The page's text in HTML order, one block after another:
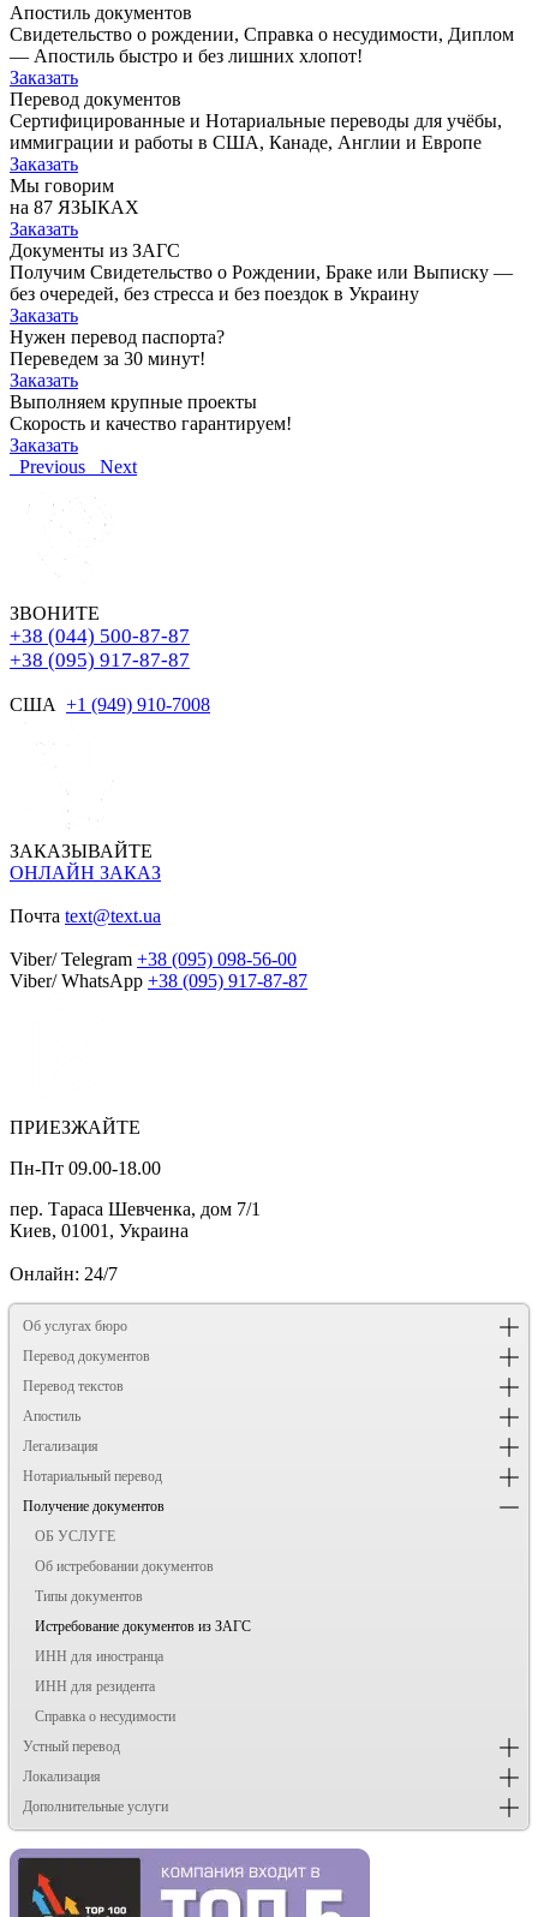
Апостиль документов
Свидетельство о рождении, Справка о несудимости, Диплом
— Апостиль быстро и без лишних хлопот!
Заказать
Перевод документов
Сертифицированные и Нотариальные переводы для учёбы,
иммиграции и работы в США, Канаде, Англии и Европе
Заказать
Мы говорим
на 87 ЯЗЫКАХ
Заказать
Документы из ЗАГС
Получим Свидетельство о Рождении, Браке или Выписку —
без очередей, без стресса и без поездок в Украину
Заказать
Нужен перевод паспорта?
Переведем за 30 минут!
Заказать
Выполняем крупные проекты
Скорость и качество гарантируем!
Заказать
Previous
Next
ЗВОНИТЕ
+38 (044) 500-87-87
+38 (095) 917-87-87
США +1 (949) 910-7008
ЗАКАЗЫВАЙТЕ
ОНЛАЙН ЗАКАЗ
Почта text@text.ua
Viber/ Telegram +38 (095) 098-56-00
Viber/ WhatsApp +38 (095) 917-87-87
ПРИЕЗЖАЙТЕ
Пн-Пт 09.00-18.00
пер. Тараса Шевченка, дом 7/1
Киев, 01001, Украина
Онлайн: 24/7
Об услугах бюро
Перевод документов
Перевод текстов
Апостиль
Легализация
Нотариальный перевод
Получение документов
ОБ УСЛУГЕ
Об истребовании документов
Типы документов
Истребование документов из ЗАГС
ИНН для иностранца
ИНН для резидента
Справка о несудимости
Устный перевод
Локализация
Дополнительные услуги